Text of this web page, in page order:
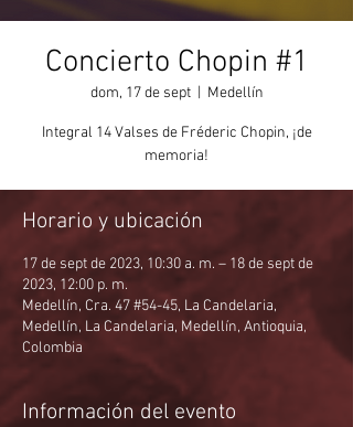
Concierto Chopin #1
dom, 17 de sept
  |
Medellín
Integral 14 Valses de Fréderic Chopin, ¡de
memoria!
Horario y ubicación
17 de sept de 2023, 10:30 a. m. – 18 de sept de
2023, 12:00 p. m.
Medellín, Cra. 47 #54-45, La Candelaria,
Medellín, La Candelaria, Medellín, Antioquia,
Colombia
Información del evento